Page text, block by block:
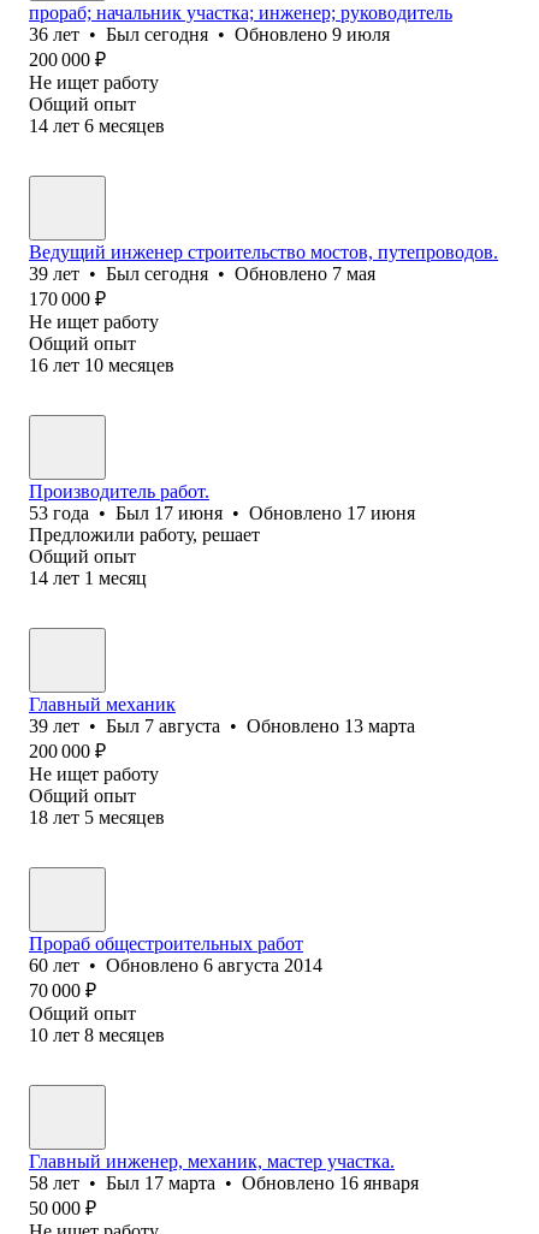
прораб; начальник участка; инженер; руководитель
36 лет • Был сегодня • Обновлено 9 июля
200 000 ₽
Не ищет работу
Общий опыт
14 лет 6 месяцев
Ведущий инженер строительство мостов, путепроводов.
39 лет • Был сегодня • Обновлено 7 мая
170 000 ₽
Не ищет работу
Общий опыт
16 лет 10 месяцев
Производитель работ.
53 года • Был 17 июня • Обновлено 17 июня
Предложили работу, решает
Общий опыт
14 лет 1 месяц
Главный механик
39 лет • Был 7 августа • Обновлено 13 марта
200 000 ₽
Не ищет работу
Общий опыт
18 лет 5 месяцев
Прораб общестроительных работ
60 лет • Обновлено 6 августа 2014
70 000 ₽
Общий опыт
10 лет 8 месяцев
Главный инженер, механик, мастер участка.
58 лет • Был 17 марта • Обновлено 16 января
50 000 ₽